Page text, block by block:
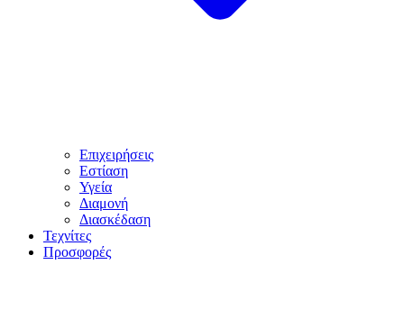
Επιχειρήσεις
Εστίαση
Υγεία
Διαμονή
Διασκέδαση
Τεχνίτες
Προσφορές